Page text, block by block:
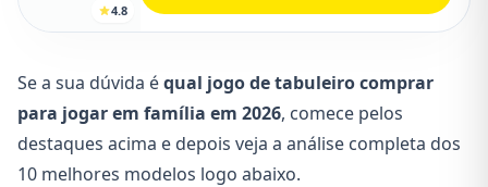
4.8
Se a sua dúvida équal jogo de tabuleiro comprar
para jogar em família em 2026, comece pelos
destaques acima e depois veja a análise completa dos
10 melhores modelos logo abaixo.